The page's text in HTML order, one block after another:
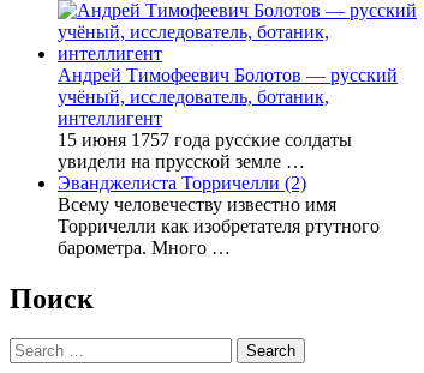
Андрей Тимофеевич Болотов — русский
учёный, исследователь, ботаник,
интеллигент
15 июня 1757 года русские солдаты
увидели на прусской земле …
Эванджелиста Торричелли (2)
Всему человечеству известно имя
Торричелли как изобретателя ртутного
барометра. Много …
Поиск
Search